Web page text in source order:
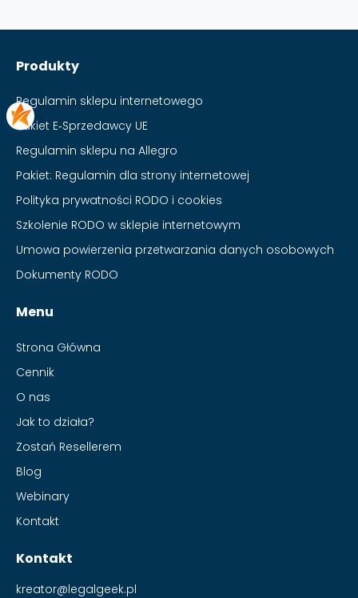
Produkty
Regulamin sklepu internetowego
Pakiet E‑Sprzedawcy UE
Regulamin sklepu na Allegro
Pakiet: Regulamin dla strony internetowej
Polityka prywatności RODO i cookies
Szkolenie RODO w sklepie internetowym
Umowa powierzenia przetwarzania danych osobowych
Dokumenty RODO
Menu
Strona Główna
Cennik
O nas
Jak to działa?
Zostań Resellerem
Blog
Webinary
Kontakt
Kontakt
kreator@legalgeek.pl